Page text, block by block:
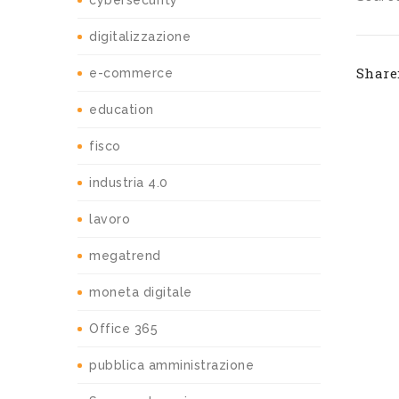
digitalizzazione
e-commerce
education
fisco
industria 4.0
lavoro
megatrend
moneta digitale
Office 365
pubblica amministrazione